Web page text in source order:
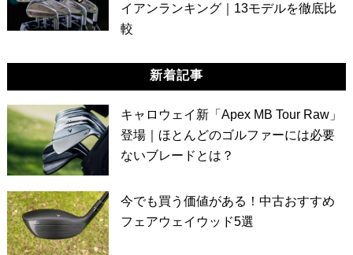
イアンランキング｜13モデルを徹底比
較
新着記事
キャロウェイ新「Apex MB Tour Raw」
登場｜ほとんどのゴルファーには必要
ないブレードとは？
今でも買う価値がある！中古おすすめ
フェアウェイウッド5選